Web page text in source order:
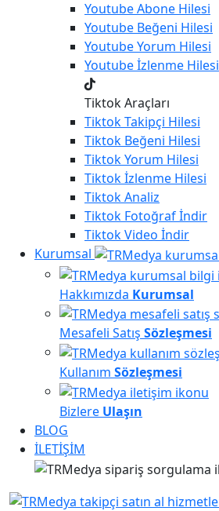
YoutubeAbone Hilesi
Youtube Beğeni Hilesi
YoutubeYorum Hilesi
Youtubeİzlenme Hilesi
Tiktok Araçları
TiktokTakipçi Hilesi
Tiktok Beğeni Hilesi
TiktokYorum Hilesi
Tiktokİzlenme Hilesi
TiktokAnaliz
Tiktok Fotoğraf İndir
TiktokVideo İndir
Kurumsal
Hakkımızda Kurumsal
Mesafeli Satış Sözleşmesi
Kullanım Sözleşmesi
Bizlere Ulaşın
BLOG
İLETİŞİM